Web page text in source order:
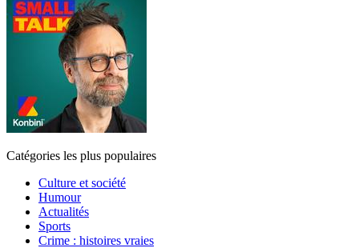
Catégories les plus populaires
Culture et société
Humour
Actualités
Sports
Crime : histoires vraies